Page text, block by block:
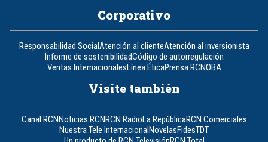
Corporativo
Responsabilidad SocialAtención al clienteAtención al inversionista
Informe de sostenibilidadCódigo de autorregulación
Ventas InternacionalesLínea ÉticaPrensa RCNOBA
Visite también
Canal RCNNoticias RCNRCN RadioLa RepúblicaRCN Comerciales
Nuestra Tele InternacionalNovelasFidesTDT